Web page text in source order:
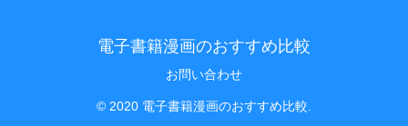
電子書籍漫画のおすすめ比較
お問い合わせ
© 2020 電子書籍漫画のおすすめ比較.